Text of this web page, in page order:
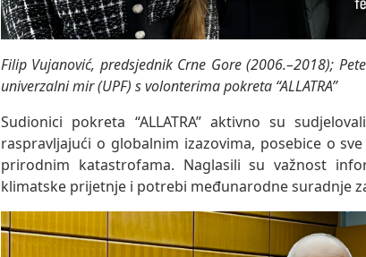
Filip Vujanović, predsjednik Crne Gore (2006.–2018);
univerzalni mir (UPF) s volonterima pokreta “ALLATRA”
Sudionici pokreta “ALLATRA” aktivno su
raspravljajući o globalnim izazovima, posebice o
prirodnim katastrofama. Naglasili su važnost
klimatske prijetnje i potrebi međunarodne suradnje